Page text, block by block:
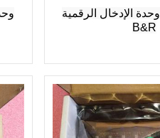
وحدة الإدخال الرقمية X20DO6322
B&R